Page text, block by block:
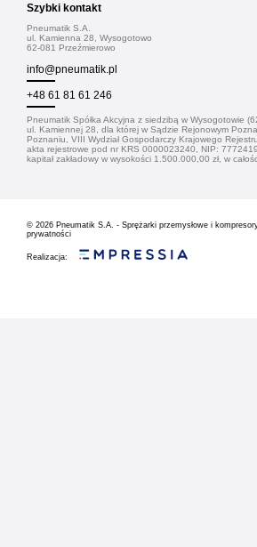
Szybki kontakt
Pneumatik S.A.
ul. Kamienna 28, Wysogotowo
62-081 Przeźmierowo
info@pneumatik.pl
+48 61 81 61 246
Pneumatik Spółka Akcyjna z siedzibą w Wysogotowie
ul. Kamiennej 28, dla której w Sądzie Rejonowym
Poznaniu, VIII Wydział Gospodarczy Krajowego
akta rejestrowe pod nr KRS 0000023240, NIP:
kapitał zakładowy w wysokości 1.500.000,00 zł, w
© 2026 Pneumatik S.A. - Sprężarki przemysłowe i
prywatności
Realizacja: